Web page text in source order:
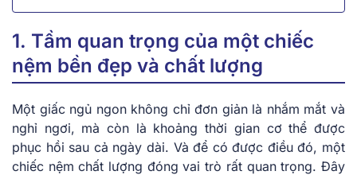
1. Tầm quan trọng của một chiếc
nệm bền đẹp và chất lượng
Một giấc ngủ ngon không chỉ đơn giản là nhắm mắt và
nghỉ ngơi, mà còn là khoảng thời gian cơ thể được
phục hồi sau cả ngày dài. Và để có được điều đó, một
chiếc nệm chất lượng đóng vai trò rất quan trọng. Đây